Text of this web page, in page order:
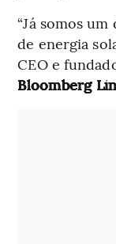
“Já somos
de energia
CEO e
Bloomberg